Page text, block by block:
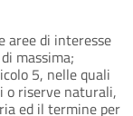
aree di interesse
massima;
5, nelle quali
o riserve naturali,
ed il termine per